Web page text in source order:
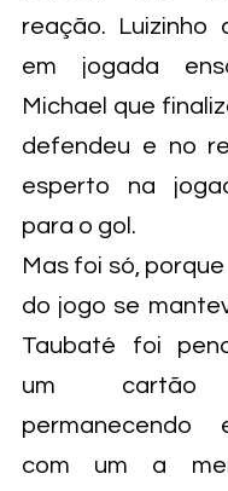
reação. Luizinho
em jogada
Michael que
defendeu e no
esperto na
para o gol.
Mas foi só,
do jogo se
Taubaté foi
um cartão
permanecendo
com um a